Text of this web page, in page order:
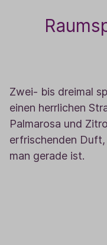
Zwei- bis dreimal
einen herrlichen
Palmarosa und
erfrischenden
man gerade ist.